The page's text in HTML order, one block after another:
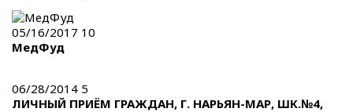
05/16/2017 10
МедФуд
06/28/2014 5
ЛИЧНЫЙ ПРИЁМ ГРАЖДАН, Г. НАРЬЯН-МАР, ШК.№4,